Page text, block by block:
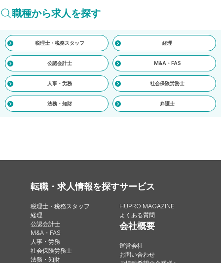
職種から求人を探す
税理士・税務スタッフ 経理
公認会計士 M&A・FAS
人事・労務 社会保険労務士
法務・知財 弁護士
転職・求人情報を探す
税理士・税務スタッフ
経理
公認会計士
M&A・FAS
人事・労務
社会保険労務士
法務・知財
サービス
HUPRO MAGAZINE
よくある質問
会社概要
運営会社
お問い合わせ